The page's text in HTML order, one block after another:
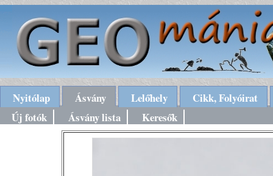
Nyitólap Ásvány Lelőhely
Cikk, Folyóirat
Új fotók
Ásvány lista Keresők